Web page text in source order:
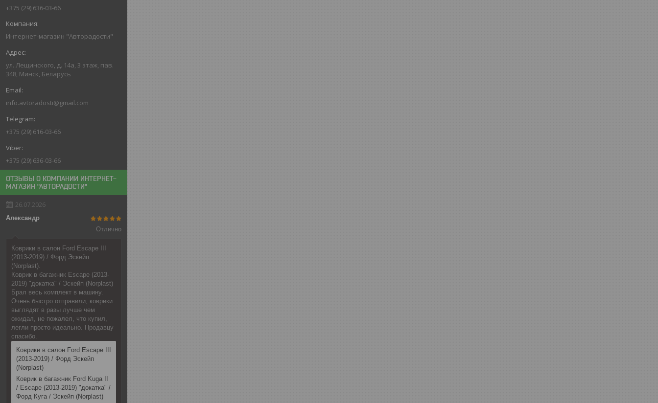
+375 (29) 636-03-66
Интернет-магазин "Авторадости"
ул. Лещинского, д. 14а, 3 этаж, пав.
348, Минск, Беларусь
info.avtoradosti@gmail.com
+375 (29) 616-03-66
+375 (29) 636-03-66
ОТЗЫВЫ О КОМПАНИИ ИНТЕРНЕТ-
МАГАЗИН "АВТОРАДОСТИ"
26.07.2026
Александр
Отлично
Коврики в салон Ford Escape III
(2013-2019) / Форд Эскейп
(Norplast).
Коврик в багажник Escape (2013-
2019) "докатка" / Эскейп (Norplast)
Брал весь комплект в машину.
Очень быстро отправили, коврики
выглядят в разы лучше чем
ожидал, не пожалел, что купил,
легли просто идеально. Продавцу
спасибо.
Коврики в салон Ford Escape III
(2013-2019) / Форд Эскейп
(Norplast)
Коврик в багажник Ford Kuga II
/ Escape (2013-2019) "докатка" /
Форд Куга / Эскейп (Norplast)